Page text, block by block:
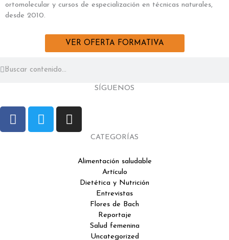
ortomolecular y cursos de especialización en técnicas naturales,
desde 2010.
VER OFERTA FORMATIVA
SÍGUENOS
F
a
T
w
I
n
CATEGORÍAS
Alimentación saludable
Artículo
Dietética y Nutrición
Entrevistas
Flores de Bach
Reportaje
Salud femenina
Uncategorized